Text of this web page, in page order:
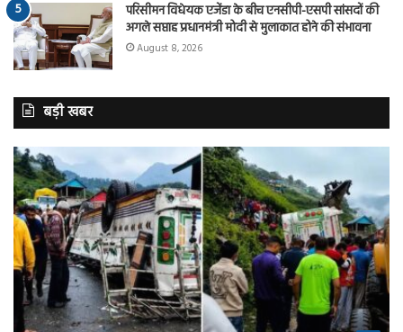
परिसीमन विधेयक एजेंडा के बीच एनसीपी-एसपी सांसदों की
अगले सप्ताह प्रधानमंत्री मोदी से मुलाकात होने की संभावना
August 8, 2026
बड़ी खबर